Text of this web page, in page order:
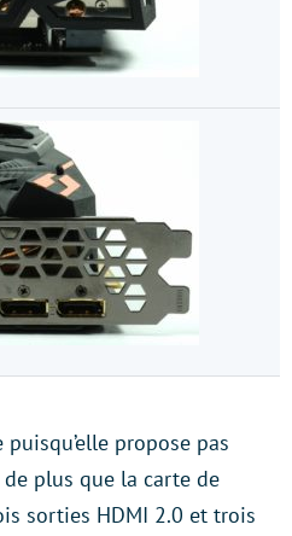
puisqu’elle propose pas
plus que la carte de
sorties HDMI 2.0 et trois